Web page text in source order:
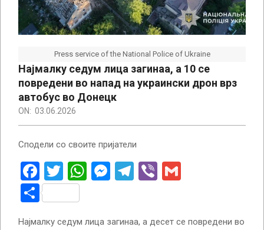
Press service of the National Police of Ukraine
Најмалку седум лица загинаа, а 10 се
повредени во напад на украински дрон врз
автобус во Донецк
ON: 03.06.2026
Сподели со своите пријатели
Facebook
Twitter
WhatsApp
Messenger
Telegram
Viber
Share
Најмалку седум лица загинаа, а десет се повредени во